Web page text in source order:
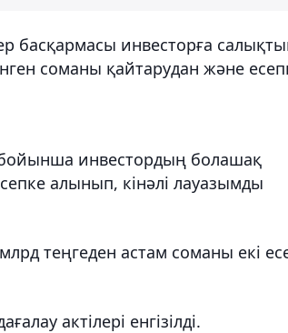
басқармасы инвесторға
соманы қайтарудан және
бойынша инвестордың болашақ
алынып, кінәлі лауазымды
теңгеден астам соманы екі
актілері енгізілді.